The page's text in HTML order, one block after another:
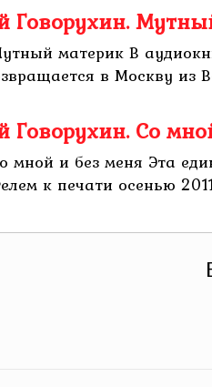
Говорухин.
материк В
в Москву из
Говорухин. Со
мной и без меня Эта
к печати осенью